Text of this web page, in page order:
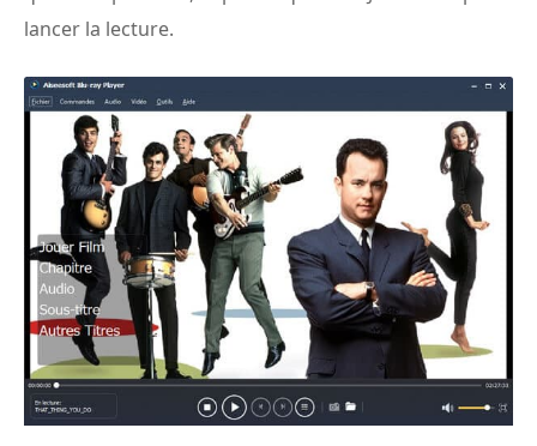
lancer la lecture.